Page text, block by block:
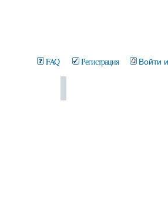
FAQ Регистрация Войти